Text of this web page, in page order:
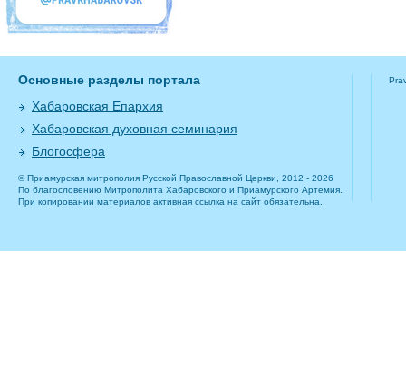
Основные разделы портала
Хабаровская Епархия
Хабаровская духовная семинария
Блогосфера
© Приамурская митрополия Русской Православной Церкви, 2012 - 2026
По благословению Митрополита Хабаровского и Приамурского Артемия.
При копировании материалов активная ссылка на сайт обязательна.